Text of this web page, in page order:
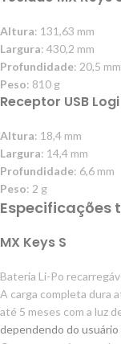
Altura: 131,63 mm
Largura: 430,2 mm
Profundidade: 20,5 mm
Peso: 810 g
Receptor USB
Altura: 18,4 mm
Largura: 14,4 mm
Profundidade: 6,6 mm
Peso: 2 g
Especificações
MX Keys S
Bateria Li-Po
A carga completa dura
até 5 meses com a luz
dependendo do